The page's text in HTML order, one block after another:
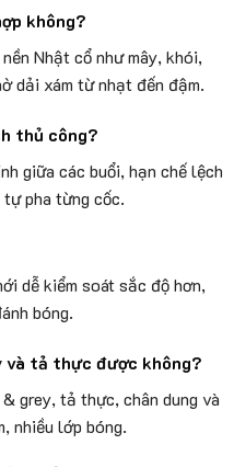
không?
Nhật cổ như mây, khói,
dải xám từ nhạt đến đậm.
thủ công?
giữa các buổi, hạn chế lệch
pha từng cốc.
dễ kiểm soát sắc độ hơn,
bóng.
và tả thực được không?
grey, tả thực, chân dung và
nhiều lớp bóng.